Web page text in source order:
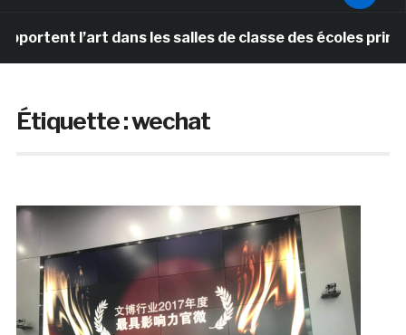
l’art dans les salles de classe des écoles primaires
Étiquette :wechat